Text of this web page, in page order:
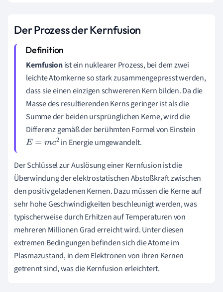
Der Prozess der Kernfusion
Kernfusionist ein nuklearer Prozess, bei dem zwei
leichte Atomkerne so stark zusammengepresst werden,
dass sie einen einzigen schwereren Kern bilden. Da die
Masse des resultierenden Kerns geringer ist als die
Summe der beiden ursprünglichen Kerne, wird die
Differenz gemäß der berühmten Formel von Einstein
E= mc 2 in Energie umgewandelt.
Der Schlüssel zur Auslösung einer Kernfusion ist die
Überwindung der elektrostatischen Abstoßkraft zwischen
den positiv geladenen Kernen. Dazu müssen die Kerne auf
sehr hohe Geschwindigkeiten beschleunigt werden, was
typischerweise durch Erhitzen auf Temperaturen von
mehreren Millionen Grad erreicht wird. Unter diesen
extremen Bedingungen befinden sich die Atome im
Plasmazustand, in dem Elektronen von ihren Kernen
getrennt sind, was die Kernfusion erleichtert.